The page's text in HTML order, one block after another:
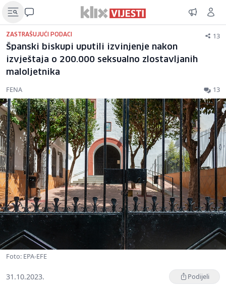
ZASTRAŠUJUĆI PODACI 13
Španski biskupi uputili izvinjenje nakon
izvještaja o 200.000 seksualno zlostavljanih
maloljetnika
FENA 13
Foto: EPA-EFE
31.10.2023. Podijeli